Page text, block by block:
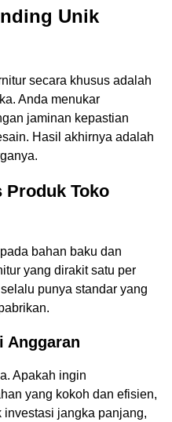
Unik
secara khusus adalah
Anda menukar
jaminan kepastian
Hasil akhirnya adalah
Produk Toko
bahan baku dan
yang dirakit satu per
punya standar yang
Anggaran
Apakah ingin
yang kokoh dan efisien,
jangka panjang,